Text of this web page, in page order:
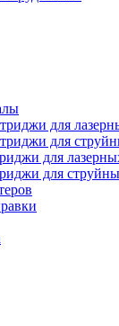
для
для
для
для